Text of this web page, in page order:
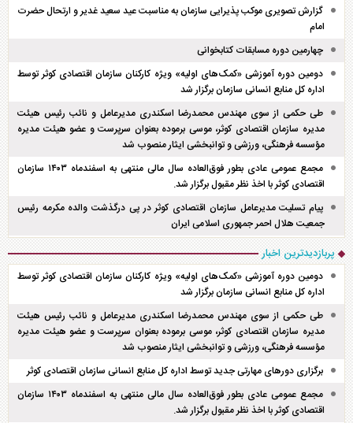
گزارش تصویری موکب پذیرایی سازمان به مناسبت عید سعید غدیر و ارتحال حضرت
امام
چهارمین دوره مسابقات کتابخوانی
دومین دوره آموزشی «کمک‌های اولیه» ویژه کارکنان سازمان اقتصادی کوثر توسط
اداره کل منابع انسانی سازمان برگزار شد
طی حکمی از سوی مهندس محمدرضا اسکندری مدیرعامل و نائب رئیس هیئت
مدیره سازمان اقتصادی کوثر، موسی برموده بعنوان سرپرست و عضو هیئت مدیره
مؤسسه فرهنگی، ورزشی و توانبخشی ایثار منصوب شد
مجمع عمومی عادی بطور فوق‌العاده سال مالی منتهی به اسفند‌ماه ۱۴۰۳ سازمان
اقتصادی کوثر با اخذ نظر مقبول برگزار شد.
پیام تسلیت مدیرعامل سازمان اقتصادی کوثر در پی درگذشت والده مکرمه رئیس
جمعیت هلال احمر جمهوری اسلامی ایران
پربازدیدترین اخبار
دومین دوره آموزشی «کمک‌های اولیه» ویژه کارکنان سازمان اقتصادی کوثر توسط
اداره کل منابع انسانی سازمان برگزار شد
طی حکمی از سوی مهندس محمدرضا اسکندری مدیرعامل و نائب رئیس هیئت
مدیره سازمان اقتصادی کوثر، موسی برموده بعنوان سرپرست و عضو هیئت مدیره
مؤسسه فرهنگی، ورزشی و توانبخشی ایثار منصوب شد
برگزاری دور‌های مهارتی جدید توسط اداره کل منابع انسانی سازمان اقتصادی کوثر
مجمع عمومی عادی بطور فوق‌العاده سال مالی منتهی به اسفند‌ماه ۱۴۰۳ سازمان
اقتصادی کوثر با اخذ نظر مقبول برگزار شد.